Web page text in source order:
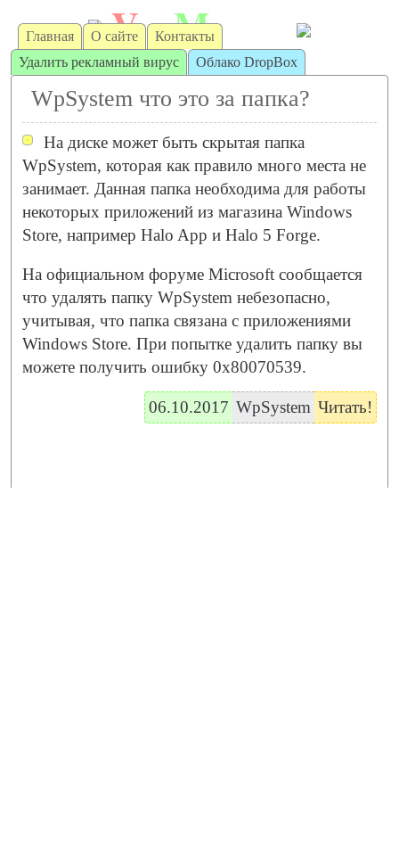
VirtMachine
Главная О сайте
Контакты
Удалить рекламный вирус
Облако DropBox
WpSystem что это за папка?
На диске может быть скрытая папка
WpSystem, которая как правило много места не
занимает. Данная папка необходима для работы
некоторых приложений из магазина Windows
Store, например Halo App и Halo 5 Forge.
На официальном форуме Microsoft сообщается
что удалять папку WpSystem небезопасно,
учитывая, что папка связана с приложениями
Windows Store. При попытке удалить папку вы
можете получить ошибку 0x80070539.
Читать!
WpSystem
06.10.2017